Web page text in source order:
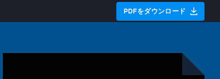
PDFをダウンロード